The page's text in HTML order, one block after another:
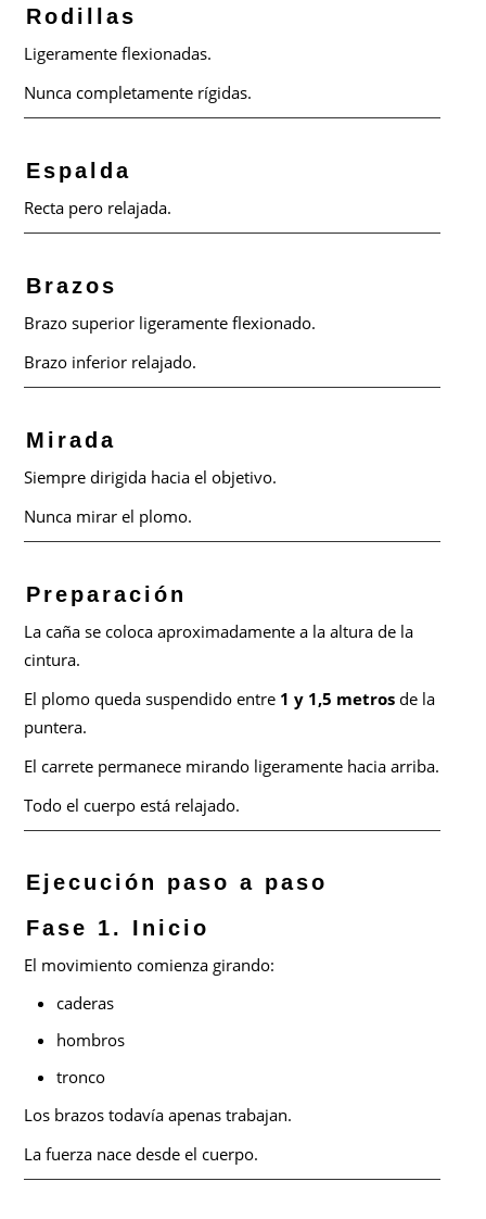
Rodillas
Ligeramente flexionadas.
Nunca completamente rígidas.
Espalda
Recta pero relajada.
Brazos
Brazo superior ligeramente flexionado.
Brazo inferior relajado.
Mirada
Siempre dirigida hacia el objetivo.
Nunca mirar el plomo.
Preparación
La caña se coloca aproximadamente a la altura de la
cintura.
El plomo queda suspendido entre 1 y 1,5 metros de la
puntera.
El carrete permanece mirando ligeramente hacia arriba.
Todo el cuerpo está relajado.
Ejecución paso a paso
Fase 1. Inicio
El movimiento comienza girando:
caderas
hombros
tronco
Los brazos todavía apenas trabajan.
La fuerza nace desde el cuerpo.